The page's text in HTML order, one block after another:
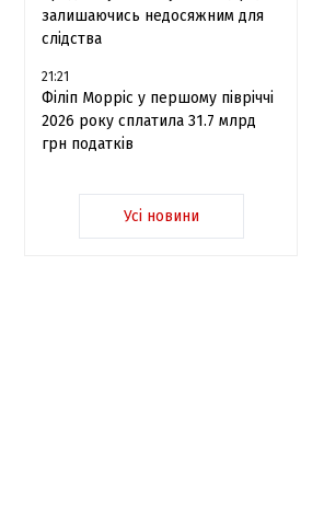
залишаючись недосяжним для
слідства
21:21
Філіп Морріс у першому півріччі
2026 року сплатила 31.7 млрд
грн податків
Усі новини